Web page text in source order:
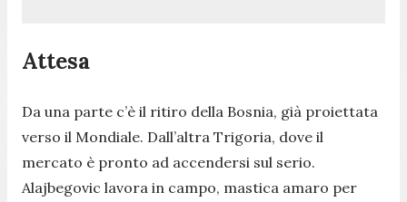
Attesa
Da una parte c’è il ritiro della Bosnia, già proiettata
verso il Mondiale. Dall’altra Trigoria, dove il
mercato è pronto ad accendersi sul serio.
Alajbegovic lavora in campo, mastica amaro per